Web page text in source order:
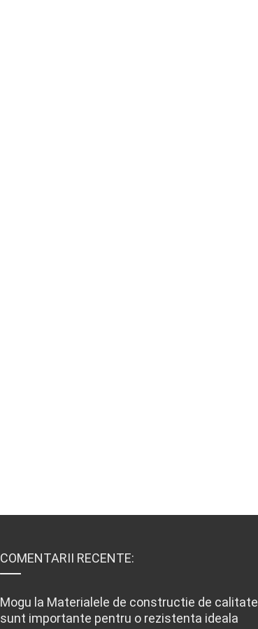
COMENTARII RECENTE:
Mogu la Materialele de constructie de calitate
sunt importante pentru o rezistenta ideala